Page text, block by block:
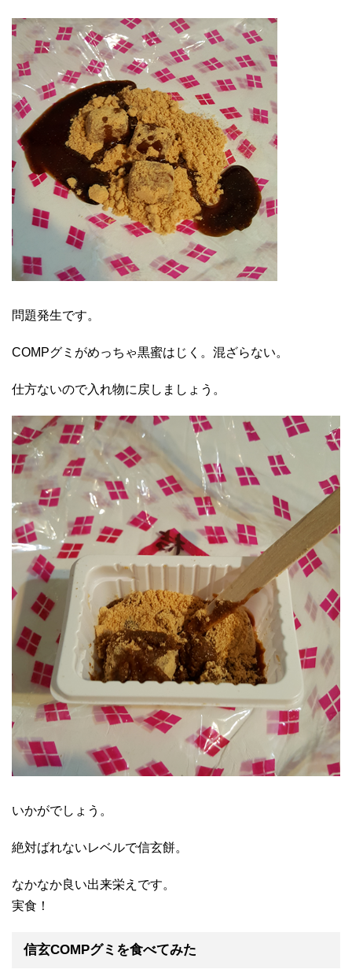
問題発生です。
COMPグミがめっちゃ黒蜜はじく。混ざらない。
仕方ないので入れ物に戻しましょう。
いかがでしょう。
絶対ばれないレベルで信玄餅。
なかなか良い出来栄えです。
実食！
信玄COMPグミを食べてみた